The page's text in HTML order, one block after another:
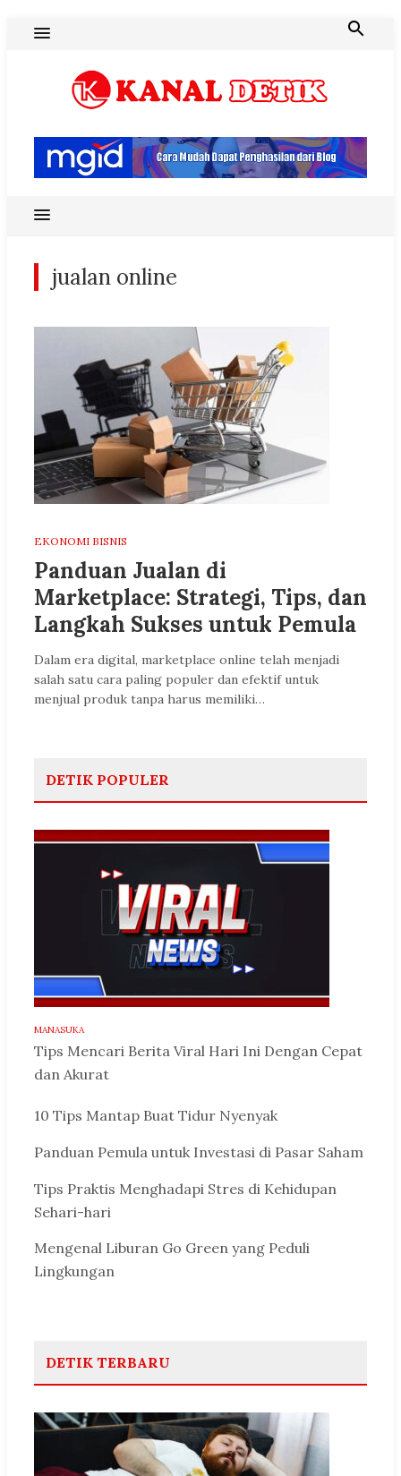
jualan online
EKONOMI BISNIS
Panduan Jualan di
Marketplace: Strategi, Tips, dan
Langkah Sukses untuk Pemula
Dalam era digital, marketplace online telah menjadi
salah satu cara paling populer dan efektif untuk
menjual produk tanpa harus memiliki…
DETIK POPULER
MANASUKA
Tips Mencari Berita Viral Hari Ini Dengan Cepat
dan Akurat
10 Tips Mantap Buat Tidur Nyenyak
Panduan Pemula untuk Investasi di Pasar Saham
Tips Praktis Menghadapi Stres di Kehidupan
Sehari-hari
Mengenal Liburan Go Green yang Peduli
Lingkungan
DETIK TERBARU